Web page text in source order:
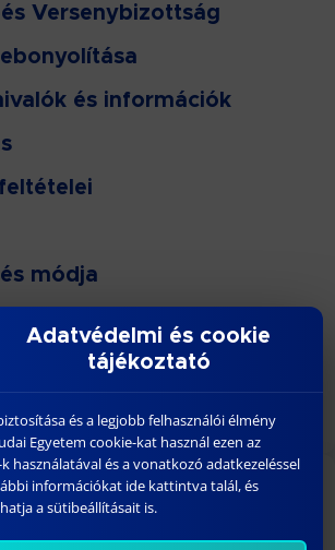
Versenybizottság
és információk
módja
Adatvédelmi és cookie
tájékoztató
és a legjobb felhasználói élmény
Egyetem cookie-kat használ ezen az
használatával és a vonatkozó adatkezeléssel
információkat ide kattintva talál, és
a sütibeállításait is.